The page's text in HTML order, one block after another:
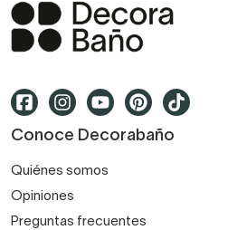
Conoce Decorabaño
Quiénes somos
Opiniones
Preguntas frecuentes